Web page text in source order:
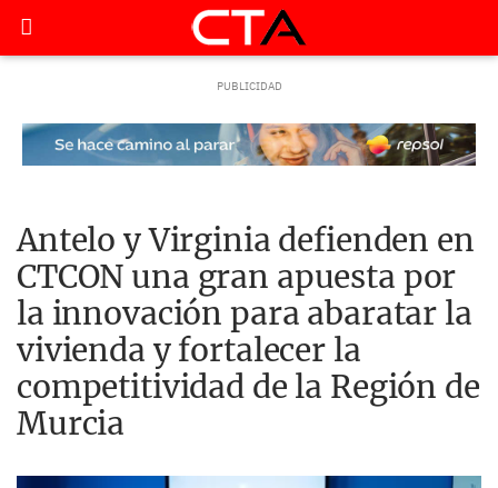
Antelo y Virginia defienden en
CTCON una gran apuesta por
la innovación para abaratar la
vivienda y fortalecer la
competitividad de la Región de
Murcia